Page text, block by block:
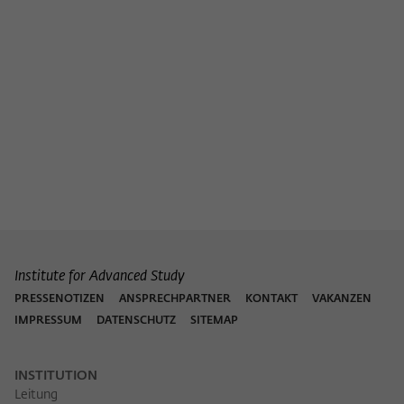
Institute for Advanced Study
PRESSENOTIZEN ANSPRECHPARTNER KONTAKT
VAKANZEN
IMPRESSUM
DATENSCHUTZ SITEMAP
INSTITUTION
Leitung